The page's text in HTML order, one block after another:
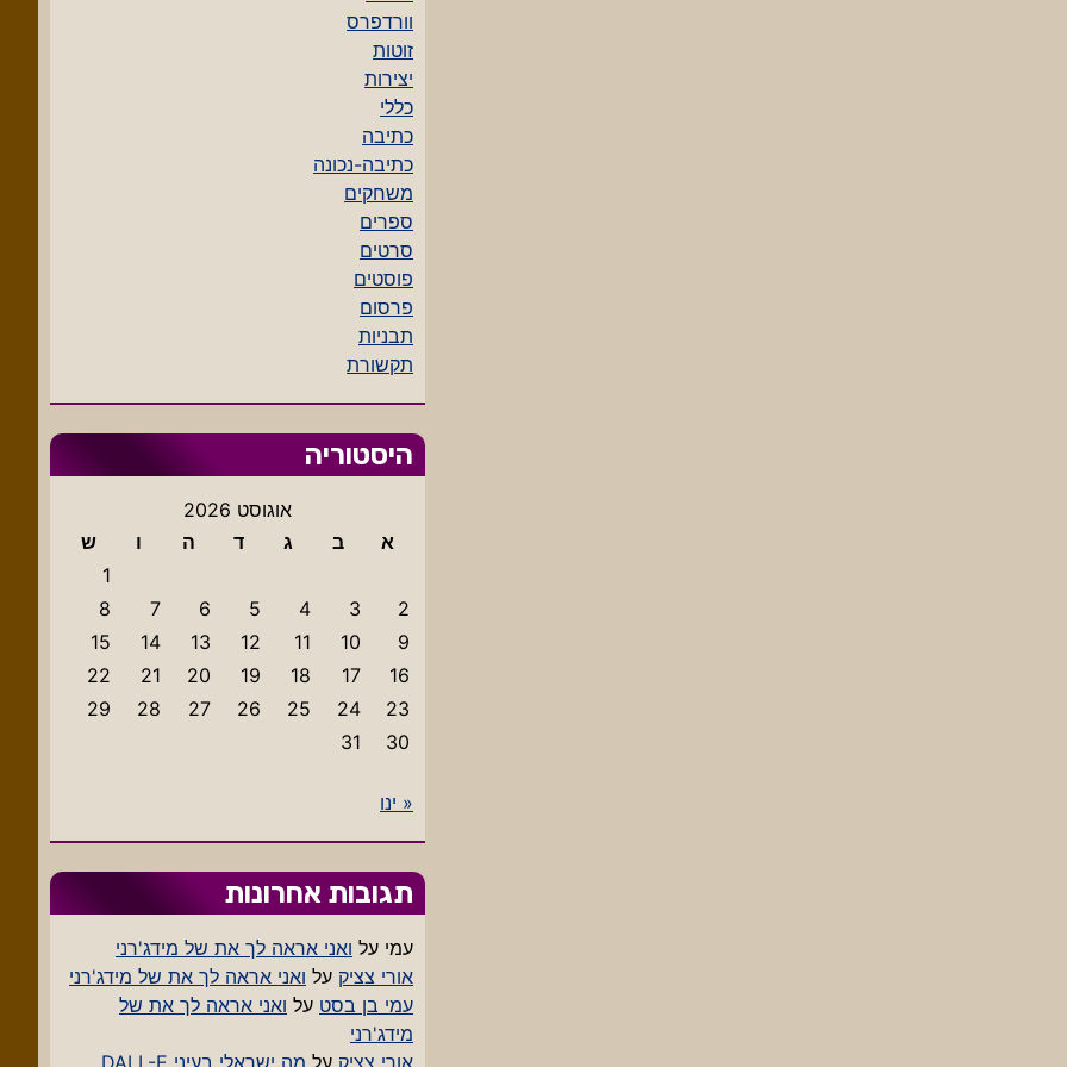
וורדפרס
זוטות
יצירות
כללי
כתיבה
כתיבה-נכונה
משחקים
ספרים
סרטים
פוסטים
פרסום
תבניות
תקשורת
היסטוריה
אוגוסט 2026
א
ב ג ד ה ו
ש
1
2
3
4
5
6
7
8
9
10
11
12
13
14
15
16
17
18
19
20
21
22
23
24
25
26
27
28
29
30
31
« ינו
תגובות אחרונות
עמי על ואני אראה לך את של מידג'רני
אורי צציק על ואני אראה לך את של מידג'רני
עמי בן בסט על ואני אראה לך את של
מידג'רני